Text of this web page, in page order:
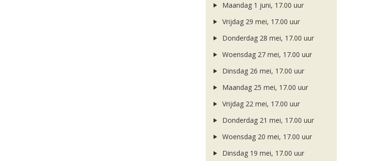
Maandag 1 juni, 17.00 uur
Vrijdag 29 mei, 17.00 uur
Donderdag 28 mei, 17.00 uur
Woensdag 27 mei, 17.00 uur
Dinsdag 26 mei, 17.00 uur
Maandag 25 mei, 17.00 uur
Vrijdag 22 mei, 17.00 uur
Donderdag 21 mei, 17.00 uur
Woensdag 20 mei, 17.00 uur
Dinsdag 19 mei, 17.00 uur